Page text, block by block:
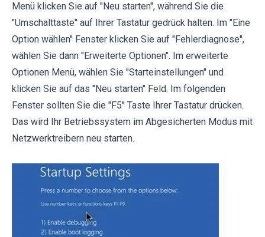
Menü klicken Sie auf "Neu starten", während Sie die
"Umschalttaste" auf Ihrer Tastatur gedrück halten. Im "Eine
Option wählen" Fenster klicken Sie auf "Fehlerdiagnose",
wählen Sie dann "Erweiterte Optionen". Im erweiterte
Optionen Menü, wählen Sie "Starteinstellungen" und
klicken Sie auf das "Neu starten" Feld. Im folgenden
Fenster sollten Sie die "F5" Taste Ihrer Tastatur drücken.
Das wird Ihr Betriebssystem im Abgesicherten Modus mit
Netzwerktreibern neu starten.